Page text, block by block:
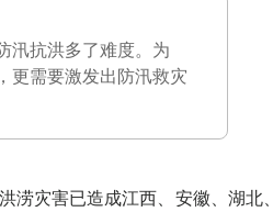
汛抗洪多了难度。为
更需要激发出防汛救灾
灾害已造成江西、安徽、湖北、